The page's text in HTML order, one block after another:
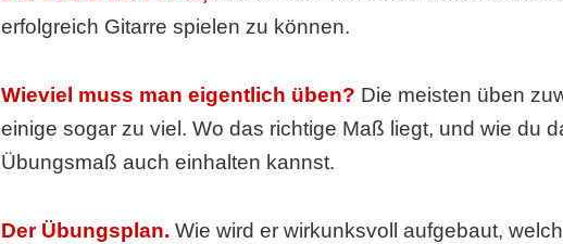
erfolgreich Gitarre spielen zu können.
Wieviel muss man eigentlich üben? Die meisten üben
einige sogar zu viel. Wo das richtige Maß liegt, und wie du
Übungsmaß auch einhalten kannst.
Der Übungsplan. Wie wird er wirkunksvoll aufgebaut,